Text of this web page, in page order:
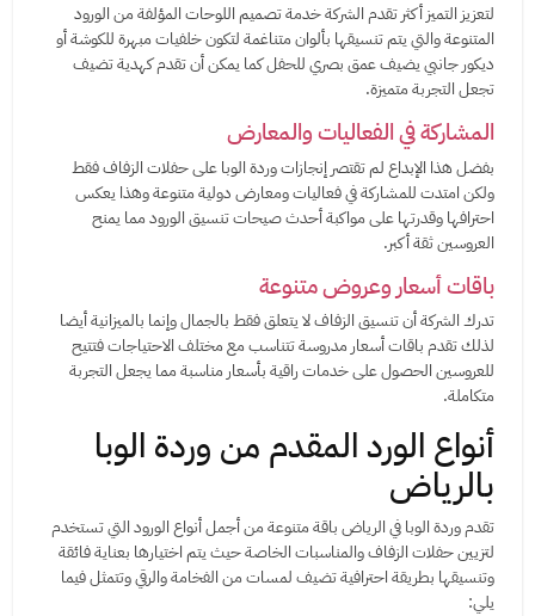
لتعزيز التميز أكثر تقدم الشركة خدمة تصميم اللوحات المؤلفة من الورود
المتنوعة والتي يتم تنسيقها بألوان متناغمة لتكون خلفيات مبهرة للكوشة أو
ديكور جانبي يضيف عمق بصري للحفل كما يمكن أن تقدم كهدية تضيف
تجعل التجربة متميزة.
المشاركة في الفعاليات والمعارض
بفضل هذا الإبداع لم تقتصر إنجازات وردة الوبا على حفلات الزفاف فقط
ولكن امتدت للمشاركة في فعاليات ومعارض دولية متنوعة وهذا يعكس
احترافها وقدرتها على مواكبة أحدث صيحات تنسيق الورود مما يمنح
العروسين ثقة أكبر.
باقات أسعار وعروض متنوعة
تدرك الشركة أن تنسيق الزفاف لا يتعلق فقط بالجمال وإنما بالميزانية أيضا
لذلك تقدم باقات أسعار مدروسة تتناسب مع مختلف الاحتياجات فتتيح
للعروسين الحصول على خدمات راقية بأسعار مناسبة مما يجعل التجربة
متكاملة.
أنواع الورد المقدم من وردة الوبا
بالرياض
تقدم وردة الوبا في الرياض باقة متنوعة من أجمل أنواع الورود التي تستخدم
لتزيين حفلات الزفاف والمناسبات الخاصة حيث يتم اختيارها بعناية فائقة
وتنسيقها بطريقة احترافية تضيف لمسات من الفخامة والرقي وتتمثل فيما
يلي: